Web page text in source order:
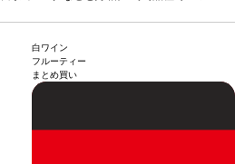
白ワイン
フルーティー
まとめ買い